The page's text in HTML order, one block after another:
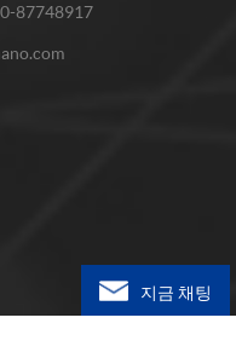
87748917
지금 채팅